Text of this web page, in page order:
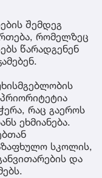
შემდეგ
რომელზეც
წარადგენენ
რაც გაეროს
ეხმიანება.
სკოლის,
და